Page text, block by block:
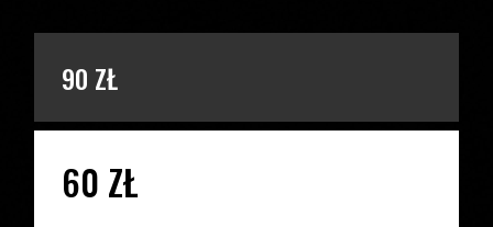
90 ZŁ
60 ZŁ
PODAJ KWOTĘ